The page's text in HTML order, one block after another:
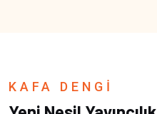
KAFA DENGİ